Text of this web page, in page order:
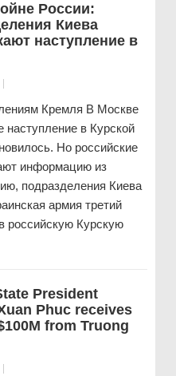
России:
Киева
наступление в
|
Кремля В Москве
наступление в Курской
Но российские
информацию из
подразделения Киева
армия третий
российскую Курскую
President
Phuc receives
from Truong
|